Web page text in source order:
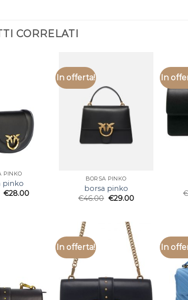
CORRELATI
PINKO
pinko
€28.00
In offerta!
BORSA PINKO
borsa pinko
€46.00 €29.00
In
In offerta! In